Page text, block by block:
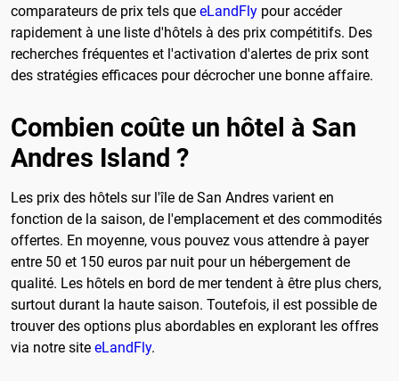
comparateurs de prix tels que eLandFly pour accéder
rapidement à une liste d'hôtels à des prix compétitifs. Des
recherches fréquentes et l'activation d'alertes de prix sont
des stratégies efficaces pour décrocher une bonne affaire.
Combien coûte un hôtel à San
Andres Island ?
Les prix des hôtels sur l'île de San Andres varient en
fonction de la saison, de l'emplacement et des commodités
offertes. En moyenne, vous pouvez vous attendre à payer
entre 50 et 150 euros par nuit pour un hébergement de
qualité. Les hôtels en bord de mer tendent à être plus chers,
surtout durant la haute saison. Toutefois, il est possible de
trouver des options plus abordables en explorant les offres
via notre site eLandFly.